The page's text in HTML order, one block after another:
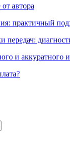
автора
практичный
и аккуратного